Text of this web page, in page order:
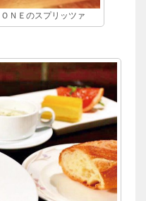
ＮＥのスプリッツァ